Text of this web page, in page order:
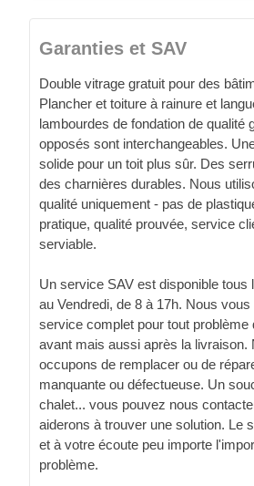
Garanties et SAV
Double vitrage gratuit pour des
Plancher et toiture à rainure et
lambourdes de fondation de qualité
opposés sont interchangeables.
solide pour un toit plus sûr. Des
des charnières durables. Nous
qualité uniquement - pas de
pratique, qualité prouvée, service
serviable.
Un service SAV est disponible tous
au Vendredi, de 8 à 17h. Nous
service complet pour tout problème
avant mais aussi après la livraison.
occupons de remplacer ou de
manquante ou défectueuse. Un
chalet... vous pouvez nous
aiderons à trouver une solution. Le
et à votre écoute peu importe
problème.